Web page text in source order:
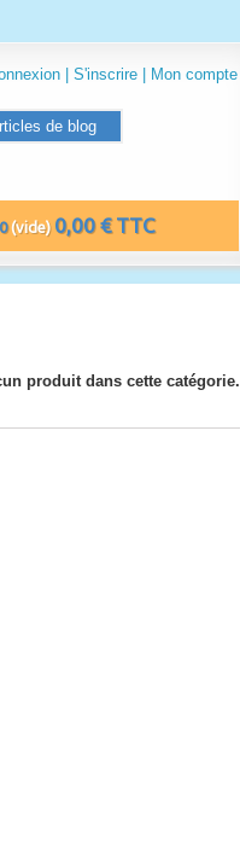
| S'inscrire | Mon compte
0 (vide) 0,00 € TTC
de blog
produit dans cette catégorie.